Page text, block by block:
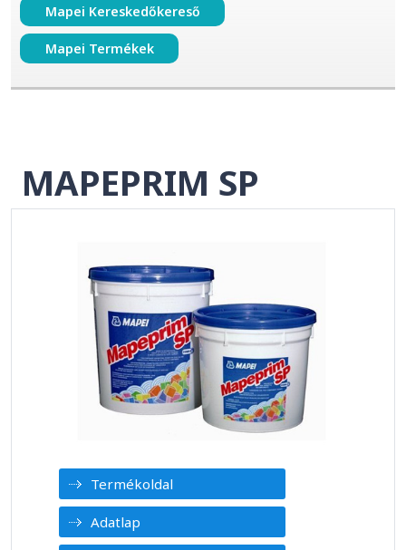
Mapei Kereskedőkereső
Mapei Termékek
MAPEPRIM SP
Termékoldal
Adatlap